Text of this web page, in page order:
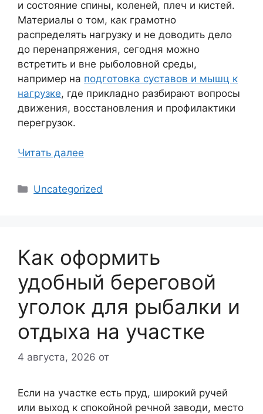
и состояние спины, коленей, плеч и кистей.
Материалы о том, как грамотно
распределять нагрузку и не доводить дело
до перенапряжения, сегодня можно
встретить и вне рыболовной среды,
например на подготовка суставов и мышц к
нагрузке, где прикладно разбирают вопросы
движения, восстановления и профилактики
перегрузок.
Читать далее
Рубрики
Uncategorized
Как оформить
удобный береговой
уголок для рыбалки и
отдыха на участке
4 августа, 2026 от
Если на участке есть пруд, широкий ручей
или выход к спокойной речной заводи, место